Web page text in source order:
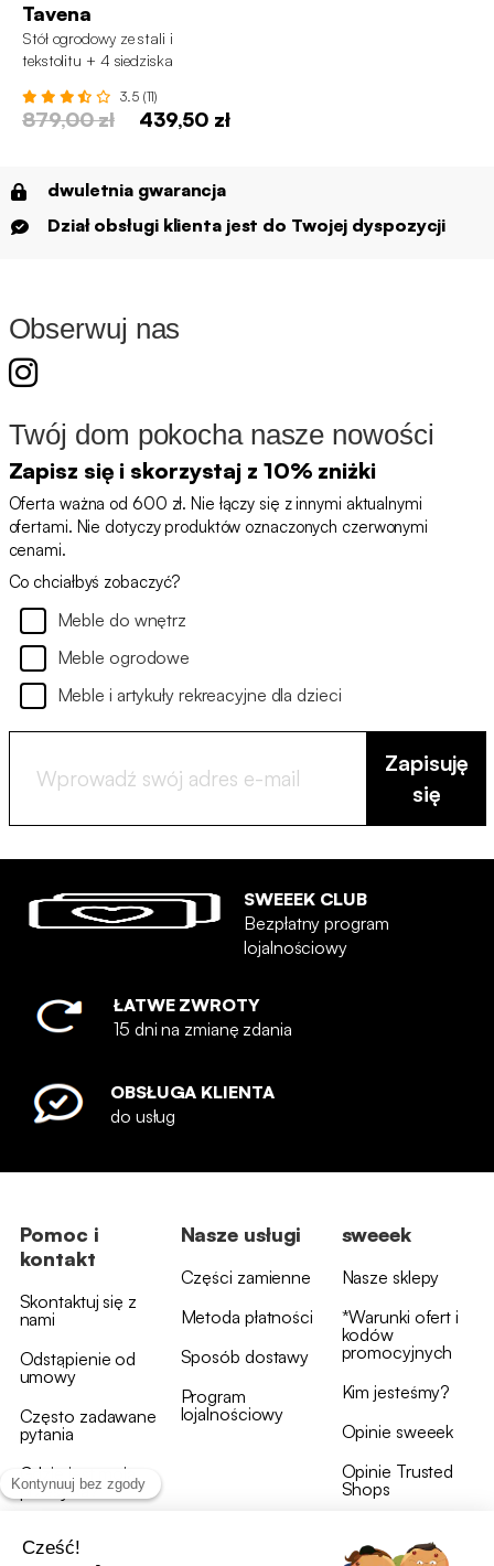
Tavena
Stół ogrodowy ze stali i
tekstolitu + 4 siedziska
3.5 (11)
879,00 zł 439,50 zł
dwuletnia gwarancja
Dział obsługi klienta jest do Twojej dyspozycji
Obserwuj nas
Twój dom pokocha nasze nowości
Zapisz się i skorzystaj z 10% zniżki
Oferta ważna od 600 zł. Nie łączy się z innymi aktualnymi
ofertami. Nie dotyczy produktów oznaczonych czerwonymi
cenami.
Co chciałbyś zobaczyć?
Meble do wnętrz
Meble ogrodowe
Meble i artykuły rekreacyjne dla dzieci
Zapisuję
się
SWEEEK CLUB
Bezpłatny program
lojalnościowy
ŁATWE ZWROTY
15 dni na zmianę zdania
OBSŁUGA KLIENTA
do usług
Pomoc i
kontakt
Skontaktuj się z
nami
Odstąpienie od
umowy
Często zadawane
pytania
Gdzie jest moja
przesyłka?
Nasze usługi
Części zamienne
Metoda płatności
Sposób dostawy
Program
lojalnościowy
sweeek
Nasze sklepy
*Warunki ofert i
kodów
promocyjnych
Kim jesteśmy?
Opinie sweeek
Opinie Trusted
Shops